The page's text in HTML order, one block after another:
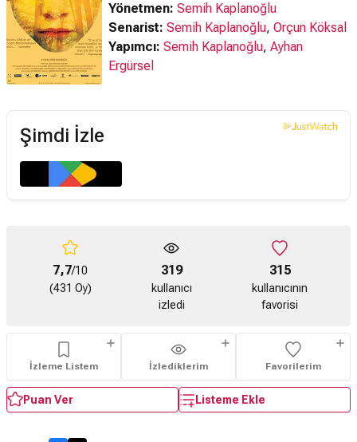
Yönetmen: Semih Kaplanoğlu
Senarist: Semih Kaplanoğlu, Orçun Köksal
Yapımcı: Semih Kaplanoğlu, Ayhan
Ergürsel
Şimdi İzle
7,7/10
(431 Oy)
319
kullanıcı
izledi
315
kullanıcının
favorisi
İzleme Listem İzlediklerim Favorilerim
Puan Ver Listeme Ekle